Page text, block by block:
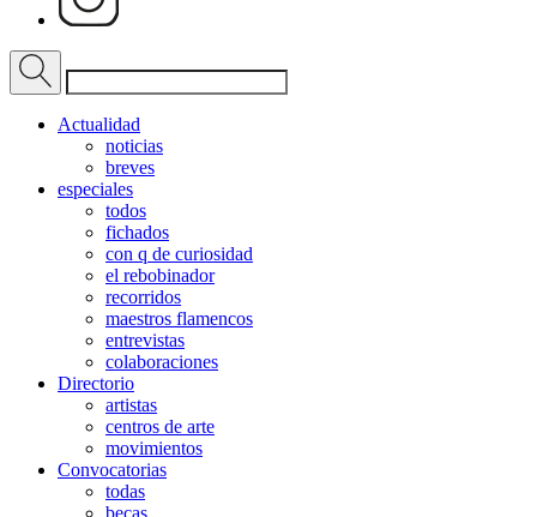
Actualidad
noticias
breves
especiales
todos
fichados
con q de curiosidad
el rebobinador
recorridos
maestros flamencos
entrevistas
colaboraciones
Directorio
artistas
centros de arte
movimientos
Convocatorias
todas
becas